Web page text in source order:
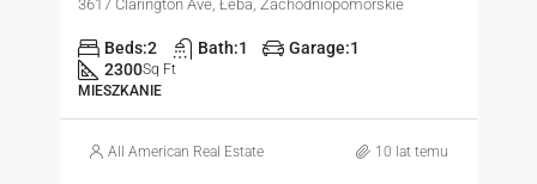
3617 Clarington Ave, Łeba, Zachodniopomorskie
Beds:2 Bath:1 Garage:1
2300Sq Ft
MIESZKANIE
All American Real Estate 10 lat temu